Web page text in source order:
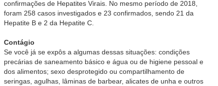
confirmações de Hepatites Virais. No mesmo período de 2018,
foram 258 casos investigados e 23 confirmados, sendo 21 da
Hepatite B e 2 da Hepatite C.
Contágio
Se você já se expôs a algumas dessas situações: condições
precárias de saneamento básico e água ou de higiene pessoal e
dos alimentos; sexo desprotegido ou compartilhamento de
seringas, agulhas, lâminas de barbear, alicates de unha e outros